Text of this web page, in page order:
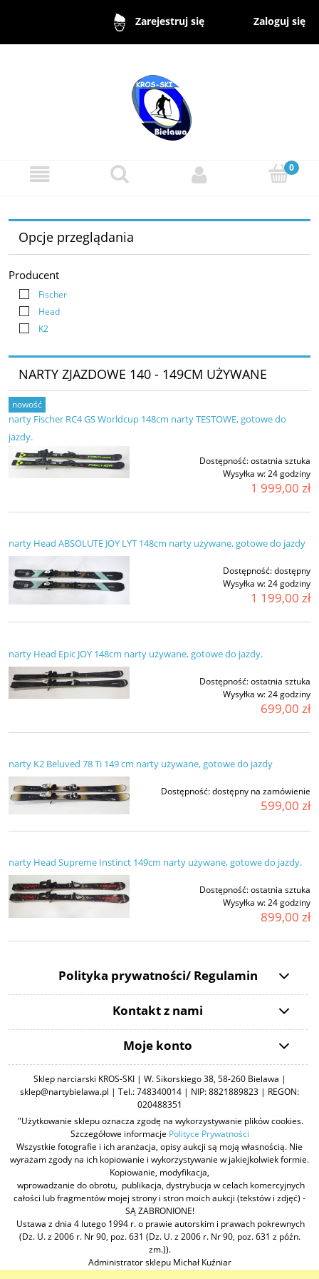
Zarejestruj się Zaloguj się
Opcje przeglądania
Producent
Fischer
Head
K2
NARTY ZJAZDOWE 140 - 149CM UŻYWANE
narty Fischer RC4 GS Worldcup 148cm narty TESTOWE, gotowe do
jazdy.
Dostępność:ostatnia sztuka
Wysyłka w:24 godziny
1 999,00 zł
nowość
narty Head ABSOLUTE JOY LYT 148cm narty używane, gotowe do jazdy
Dostępność:dostępny
Wysyłka w:24 godziny
1 199,00 zł
narty Head Epic JOY 148cm narty używane, gotowe do jazdy.
Dostępność:ostatnia sztuka
Wysyłka w:24 godziny
699,00 zł
narty K2 Beluved 78 Ti 149 cm narty używane, gotowe do jazdy
Dostępność:dostępny na zamówienie
599,00 zł
narty Head Supreme Instinct 149cm narty używane, gotowe do jazdy.
Dostępność:ostatnia sztuka
Wysyłka w:24 godziny
899,00 zł
Polityka prywatności/ Regulamin
Kontakt z nami
Moje konto
Sklep narciarski KROS-SKI | W. Sikorskiego 38, 58-260 Bielawa |
sklep@nartybielawa.pl | Tel.: 748340014 | NIP: 8821889823 | REGON:
020488351
"Użytkowanie sklepu oznacza zgodę na wykorzystywanie plików cookies.
Szczegółowe informacje Polityce Prywatności
Wszystkie fotografie i ich aranżacja, opisy aukcji są moją własnością. Nie
wyrażam zgody na ich kopiowanie i wykorzystywanie w jakiejkolwiek formie.
Kopiowanie, modyfikacja,
wprowadzanie do obrotu, publikacja, dystrybucja w celach komercyjnych
całości lub fragmentów mojej strony i stron moich aukcji (tekstów i zdjęć) -
SĄ ZABRONIONE!
Ustawa z dnia 4 lutego 1994 r. o prawie autorskim i prawach pokrewnych
(Dz. U. z 2006 r. Nr 90, poz. 631 (Dz. U. z 2006 r. Nr 90, poz. 631 z późn.
zm.)).
Administrator sklepu Michał Kuźniar